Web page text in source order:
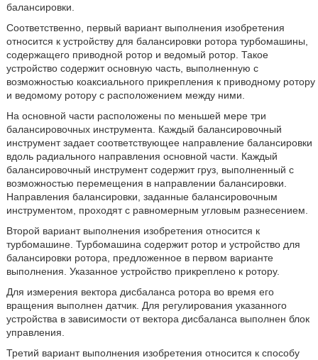
балансировки.
Соответственно, первый вариант выполнения изобретения
относится к устройству для балансировки ротора турбомашины,
содержащего приводной ротор и ведомый ротор. Такое
устройство содержит основную часть, выполненную с
возможностью коаксиального прикрепления к приводному ротору
и ведомому ротору с расположением между ними.
На основной части расположены по меньшей мере три
балансировочных инструмента. Каждый балансировочный
инструмент задает соответствующее направление балансировки
вдоль радиального направления основной части. Каждый
балансировочный инструмент содержит груз, выполненный с
возможностью перемещения в направлении балансировки.
Направления балансировки, заданные балансировочным
инструментом, проходят с равномерным угловым разнесением.
Второй вариант выполнения изобретения относится к
турбомашине. Турбомашина содержит ротор и устройство для
балансировки ротора, предложенное в первом варианте
выполнения. Указанное устройство прикреплено к ротору.
Для измерения вектора дисбаланса ротора во время его
вращения выполнен датчик. Для регулирования указанного
устройства в зависимости от вектора дисбаланса выполнен блок
управления.
Третий вариант выполнения изобретения относится к способу